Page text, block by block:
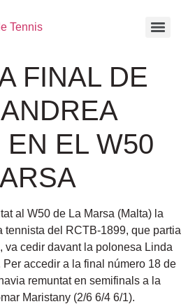
FINAL DE
EN EL W50
al W50 de La Marsa (Malta) la
tennista del RCTB-1899, que partia
va cedir davant la polonesa Linda
accedir a la final número 18 de
remuntat en semifinals a la
Maristany (2/6 6/4 6/1).